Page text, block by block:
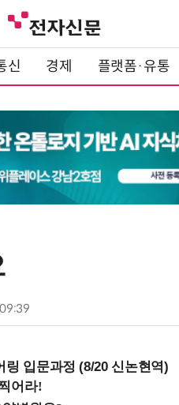
신 경제 플랫폼·유통
입문과정 (8/20 신논현역)